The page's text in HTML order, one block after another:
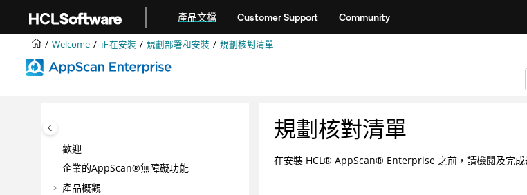
產品文檔 Customer Support Community
Welcome 正在安裝 規劃部署和安裝 規劃核對清單
歡迎
企業的AppScan®無障礙功能
產品概觀
規劃核對清單
在安裝 HCL® AppScan® Enterprise 之前，請檢閱及完成